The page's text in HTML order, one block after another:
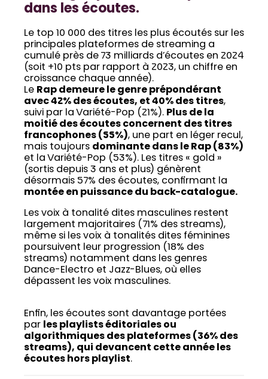
dans les écoutes.
Le top 10 000 des titres les plus écoutés sur les
principales plateformes de streaming a
cumulé près de 73 milliards d’écoutes en 2024
(soit +10 pts par rapport à 2023, un chiffre en
croissance chaque année).
Le Rap demeure le genre prépondérant
avec 42% des écoutes, et 40% des titres,
suivi par la Variété-Pop (21%). Plus de la
moitié des écoutes concernent des titres
francophones (55%), une part en léger recul,
mais toujours dominante dans le Rap (83%)
et la Variété-Pop (53%). Les titres « gold »
(sortis depuis 3 ans et plus) génèrent
désormais 57% des écoutes, confirmant la
montée en puissance du back-catalogue.
Les voix à tonalité dites masculines restent
largement majoritaires (71% des streams),
même si les voix à tonalités dites féminines
poursuivent leur progression (18% des
streams) notamment dans les genres
Dance-Electro et Jazz-Blues, où elles
dépassent les voix masculines.
Enfin, les écoutes sont davantage portées
par les playlists éditoriales ou
algorithmiques des plateformes (36% des
streams), qui devancent cette année les
écoutes hors playlist.